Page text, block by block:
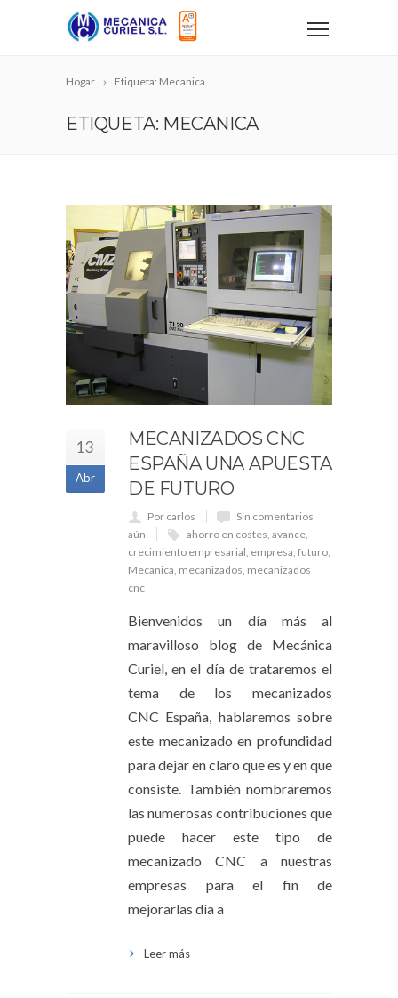
Hogar Etiqueta: Mecanica
ETIQUETA: MECANICA
13
Abr
MECANIZADOS CNC
ESPAÑA UNA APUESTA
DE FUTURO
Por carlos
Sin comentarios
aún
ahorro en costes, avance,
crecimiento empresarial, empresa, futuro,
Mecanica, mecanizados, mecanizados
cnc
Bienvenidos un día más al
maravilloso blog de Mecánica
Curiel, en el día de trataremos el
tema de los mecanizados
CNC España, hablaremos sobre
este mecanizado en profundidad
para dejar en claro que es y en que
consiste. También nombraremos
las numerosas contribuciones que
puede hacer este tipo de
mecanizado CNC a nuestras
empresas para el fin de
mejorarlas día a
Leer más